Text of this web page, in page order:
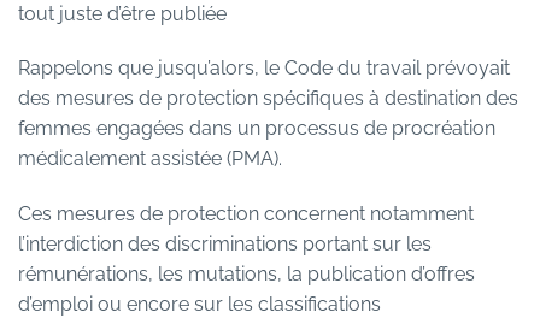
tout juste d’être publiée
Rappelons que jusqu’alors, le Code du travail prévoyait
des mesures de protection spécifiques à destination des
femmes engagées dans un processus de procréation
médicalement assistée (PMA).
Ces mesures de protection concernent notamment
l’interdiction des discriminations portant sur les
rémunérations, les mutations, la publication d’offres
d’emploi ou encore sur les classifications